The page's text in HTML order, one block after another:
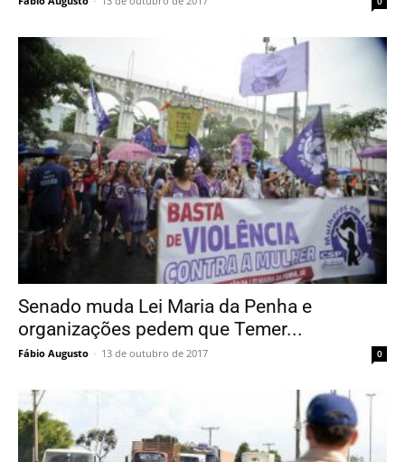
Senado muda Lei Maria da Penha e
organizações pedem que Temer...
Fábio Augusto - 13 de outubro de 2017 0